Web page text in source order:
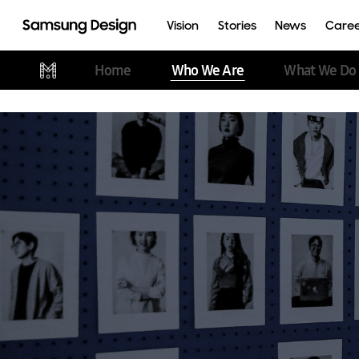
Vision Stories News
Galaxy XR AIThe Movingstyle
Home Who We Are What We Do